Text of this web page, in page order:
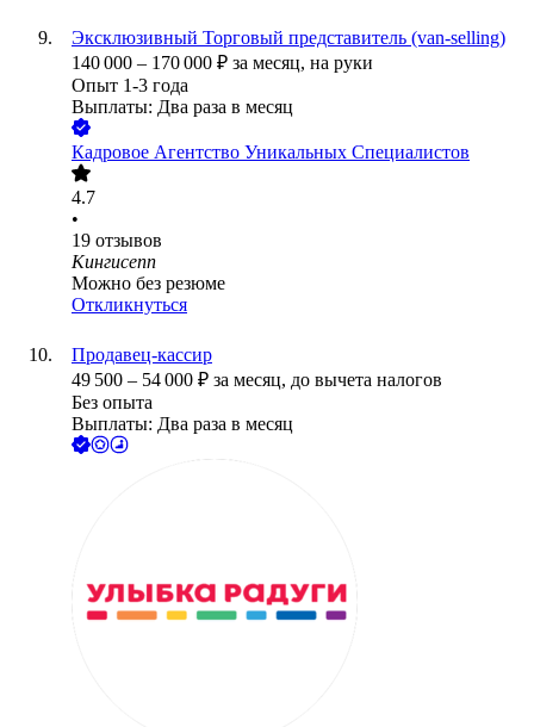
Эксклюзивный Торговый представитель (van-selling)
140 000 – 170 000 ₽ за месяц, на руки
Опыт 1-3 года
Выплаты: Два раза в месяц
Кадровое Агентство Уникальных Специалистов
4.7
•
19 отзывов
Кингисепп
Можно без резюме
Откликнуться
Продавец-кассир
49 500 – 54 000 ₽ за месяц, до вычета налогов
Без опыта
Выплаты: Два раза в месяц